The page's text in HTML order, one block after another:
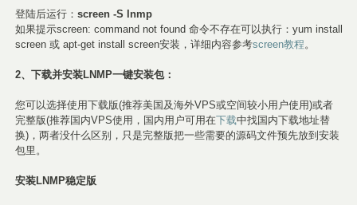
登陆后运行： screen -S lnmp
如果提示screen: command not found 命令不存在可以执行：yum install
screen 或 apt-get install screen安装，详细内容参考screen教程 。
2、下载并安装LNMP一键安装包：
您可以选择使用下载版(推荐美国及海外VPS或空间较小用户使用)或者
完整版(推荐国内VPS使用，国内用户可用在下载中找国内下载地址替
换)，两者没什么区别，只是完整版把一些需要的源码文件预先放到安装
包里。
安装LNMP稳定版